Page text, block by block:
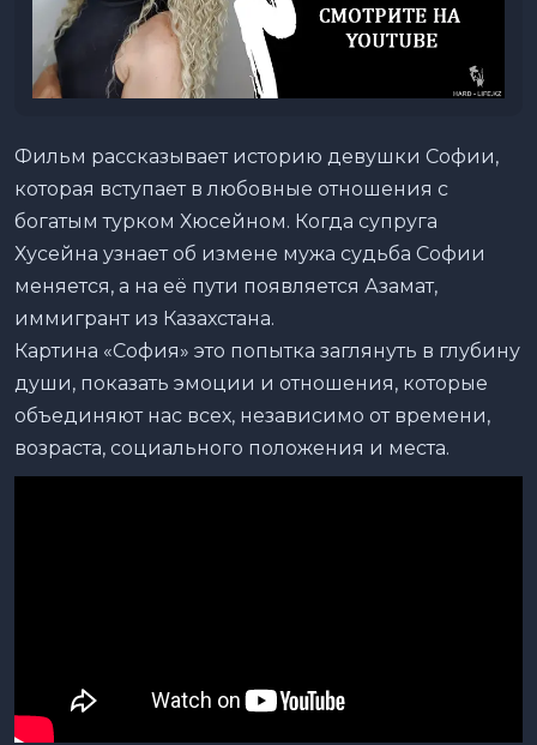
Фильм рассказывает историю девушки Софии,
которая вступает в любовные отношения с
богатым турком Хюсейном. Когда супруга
Хусейна узнает об измене мужа судьба Софии
меняется, а на её пути появляется Азамат,
иммигрант из Казахстана.
Картина «София» это попытка заглянуть в глубину
души, показать эмоции и отношения, которые
объединяют нас всех, независимо от времени,
возраста, социального положения и места.